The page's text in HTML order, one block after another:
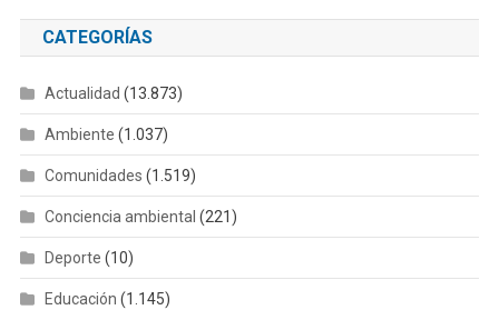
CATEGORÍAS
Actualidad (13.873)
Ambiente (1.037)
Comunidades (1.519)
Conciencia ambiental (221)
Deporte (10)
Educación (1.145)